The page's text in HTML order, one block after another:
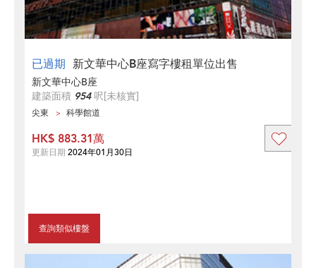
已過期 新文華中心B座寫字樓租單位出售
新文華中心B座
建築面積 954呎[未核實]
尖東 科學館道
查詢類似樓盤
HK$ 883.31萬
更新日期 2024年01月30日